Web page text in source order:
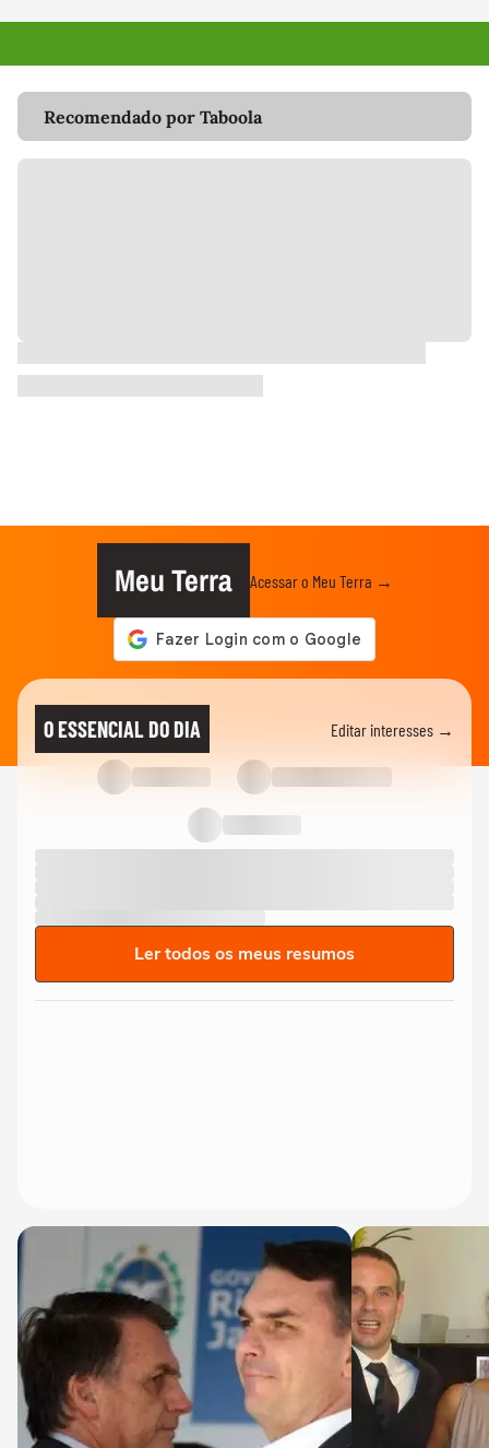
Recomendado por Taboola
Meu Terra Acessar o Meu Terra →
O ESSENCIAL DO DIA Editar interesses →
Ler todos os meus resumos